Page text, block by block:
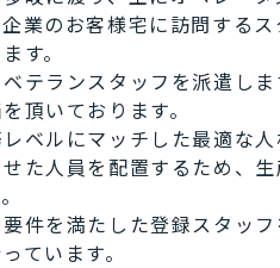
業のお客様宅に訪問する
す。
テランスタッフを派遣し
頂いております。
ベルにマッチした最適な
た人員を配置するため、
件を満たした登録スタッ
ています。